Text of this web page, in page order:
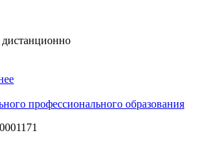
дистанционно
профессионального образования